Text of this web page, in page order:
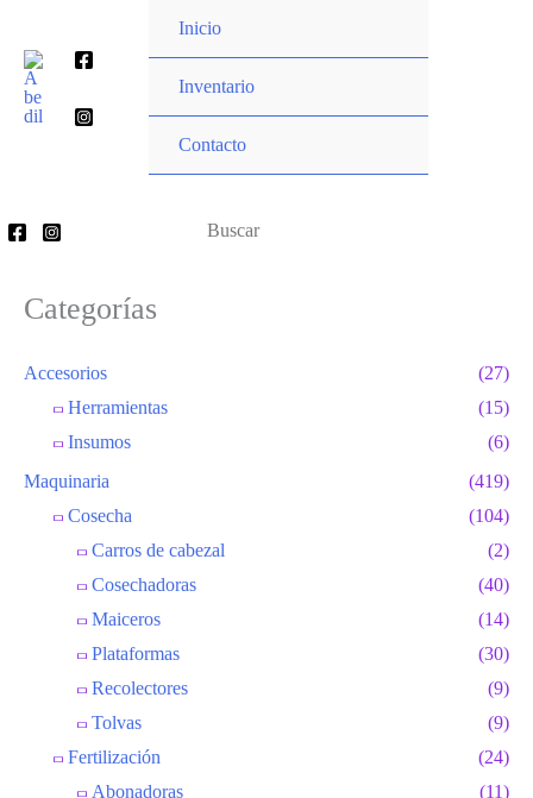
contenido
Inicio
Inventario
Contacto
por:
Categorías
Accesorios
(27)
Herramientas
(15)
Insumos
(6)
Maquinaria
(419)
Cosecha
(104)
Carros de cabezal
(2)
Cosechadoras
(40)
Maiceros
(14)
Plataformas
(30)
Recolectores
(9)
Tolvas
(9)
Fertilización
(24)
Abonadoras
(11)